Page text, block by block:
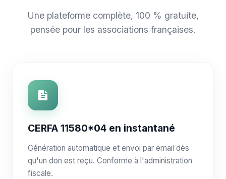
Une plateforme complète, 100 % gratuite,
pensée pour les associations françaises.
CERFA 11580*04 en instantané
Génération automatique et envoi par email dès
qu'un don est reçu. Conforme à l'administration
fiscale.